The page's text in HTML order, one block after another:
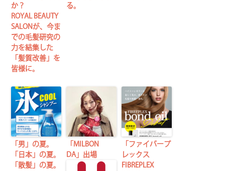
か？
ROYAL BEAUTY
SALONが、今ま
での毛髪研究の
力を結集した
「髪質改善」を
皆様に。
る。
「男」の夏。
「日本」の夏。
「散髪」の夏。
「MILBON
DA」出場
「ファイバープ
レックス
FIBREPLEX